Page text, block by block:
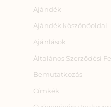
Ajándék
Ajándék köszönőoldal
Ajánlások
Általános Szerződési
Bemutatkozás
Címkék